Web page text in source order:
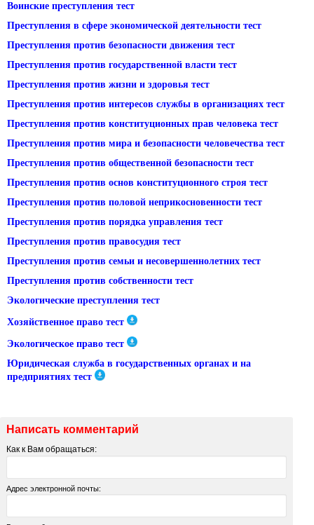
Воинские преступления тест
Преступления в сфере экономической деятельности тест
Преступления против безопасности движения тест
Преступления против государственной власти тест
Преступления против жизни и здоровья тест
Преступления против интересов службы в организациях тест
Преступления против конституционных прав человека тест
Преступления против мира и безопасности человечества тест
Преступления против общественной безопасности тест
Преступления против основ конституционного строя тест
Преступления против половой неприкосновенности тест
Преступления против порядка управления тест
Преступления против правосудия тест
Преступления против семьи и несовершеннолетних тест
Преступления против собственности тест
Экологические преступления тест
Хозяйственное право тест
Экологическое право тест
Юридическая служба в государственных органах и на
предприятиях тест
Написать комментарий
Как к Вам обращаться:
Адрес электронной почты: